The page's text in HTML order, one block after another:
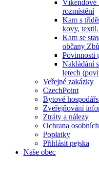
Víkendové
rozmístění
Kam s
kovy,
Kam se
občany
Povinnosti
Nakládání
letech
Veřejné zakázky
CzechPoint
Bytové
Zveřejňování
Ztráty a nálezy
Ochrana
Poplatky
Přihlásit pejska
Naše obec